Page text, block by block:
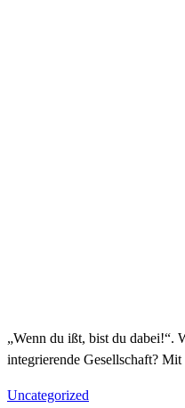
„Wenn du ißt, bist du dabei!“.
integrierende Gesellschaft?
Uncategorized